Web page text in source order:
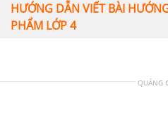
HƯỚNG DẪN VIẾT BÀI
PHẨM LỚP 4
QUẢNG